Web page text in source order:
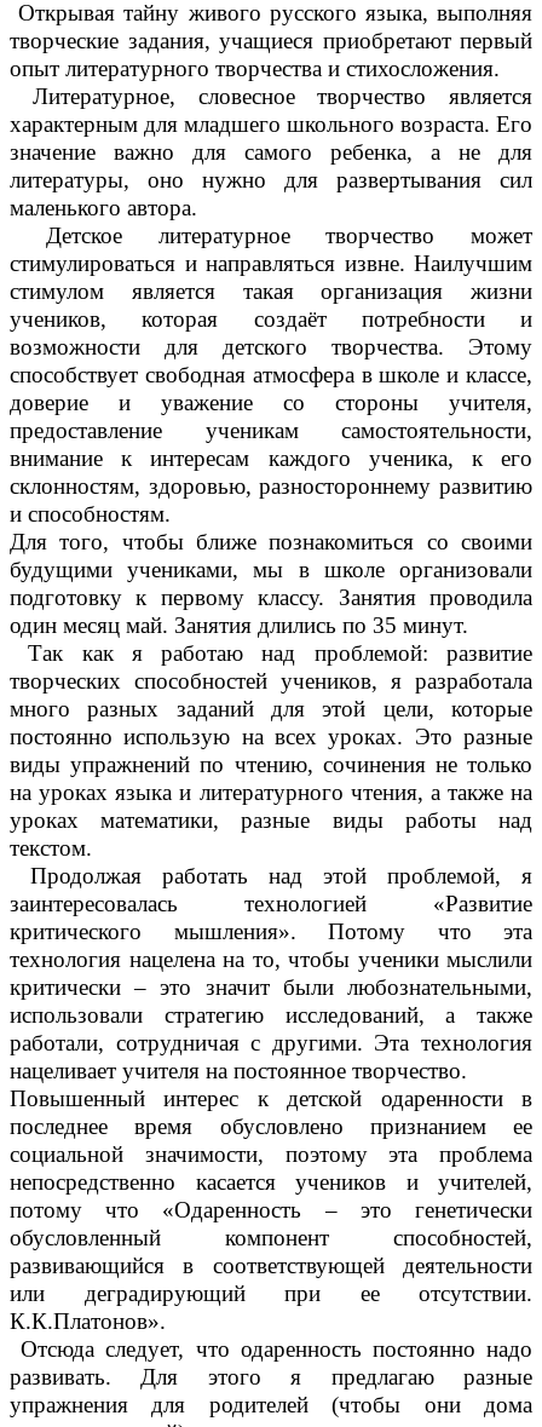
Открывая тайну живого русского языка, выполняя
творческие задания, учащиеся приобретают первый
опыт литературного творчества и стихосложения.
Литературное, словесное творчество является
характерным для младшего школьного возраста. Его
значение важно для самого ребенка, а не для
литературы, оно нужно для развертывания сил
маленького автора.
Детское литературное творчество может
стимулироваться и направляться извне. Наилучшим
стимулом является такая организация жизни
учеников, которая создаёт потребности и
возможности для детского творчества. Этому
способствует свободная атмосфера в школе и классе,
доверие и уважение со стороны учителя,
предоставление ученикам самостоятельности,
внимание к интересам каждого ученика, к его
склонностям, здоровью, разностороннему развитию
и способностям.
Для того, чтобы ближе познакомиться со своими
будущими учениками, мы в школе организовали
подготовку к первому классу. Занятия проводила
один месяц май. Занятия длились по 35 минут.
Так как я работаю над проблемой: развитие
творческих способностей учеников, я разработала
много разных заданий для этой цели, которые
постоянно использую на всех уроках. Это разные
виды упражнений по чтению, сочинения не только
на уроках языка и литературного чтения, а также на
уроках математики, разные виды работы над
текстом.
Продолжая работать над этой проблемой, я
заинтересовалась технологией «Развитие
критического мышления». Потому что эта
технология нацелена на то, чтобы ученики мыслили
критически – это значит были любознательными,
использовали стратегию исследований, а также
работали, сотрудничая с другими. Эта технология
нацеливает учителя на постоянное творчество.
Повышенный интерес к детской одаренности в
последнее время обусловлено признанием ее
социальной значимости, поэтому эта проблема
непосредственно касается учеников и учителей,
потому что «Одаренность – это генетически
обусловленный компонент способностей,
развивающийся в соответствующей деятельности
или деградирующий при ее отсутствии.
К.К.Платонов».
Отсюда следует, что одаренность постоянно надо
развивать. Для этого я предлагаю разные
упражнения для родителей (чтобы они дома